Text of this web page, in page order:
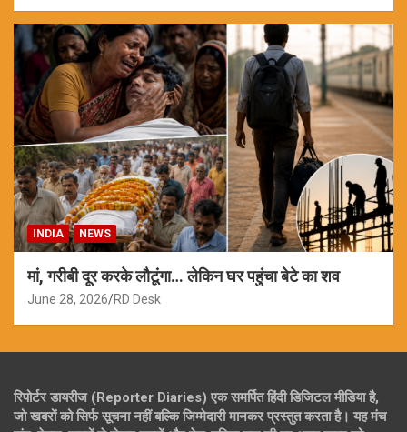
INDIA NEWS
मां, गरीबी दूर करके लौटूंगा… लेकिन घर पहुंचा बेटे का शव
June 28, 2026 RD Desk
रिपोर्टर डायरीज (Reporter Diaries) एक समर्पित हिंदी डिजिटल मीडिया है,
जो खबरों को सिर्फ सूचना नहीं बल्कि जिम्मेदारी मानकर प्रस्तुत करता है। यह मंच